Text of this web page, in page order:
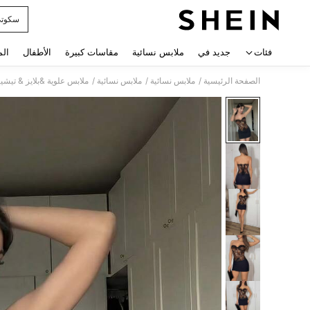
فئات جديد في ملابس نسائية مقاسات كبيرة الأطفال
الصفحة الرئيسية / ملابس نسائية / ملابس نسائية / ملابس علوية &بلايز &